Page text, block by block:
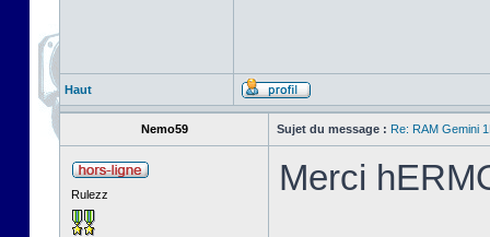
Haut
Nemo59 Sujet du message : Re: RAM Gemini
Rulezz Merci